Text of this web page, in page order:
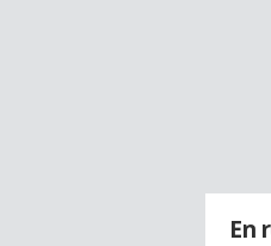
En